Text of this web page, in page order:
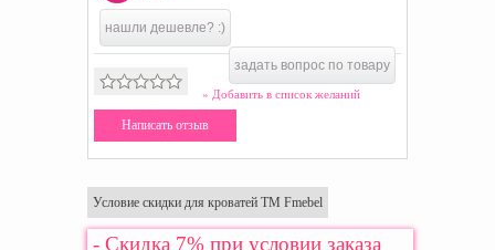
нашли дешевле? :)
задать вопрос по товару
» Добавить в список желаний
Написать отзыв
Условие скидки для кроватей ТМ Fmebel
- Скидка 7% при условии заказа